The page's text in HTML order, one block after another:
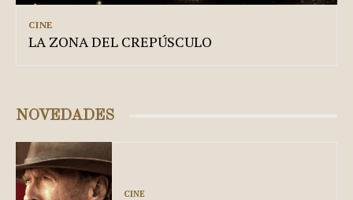
CINE
LA ZONA DEL CREPÚSCULO
NOVEDADES
CINE